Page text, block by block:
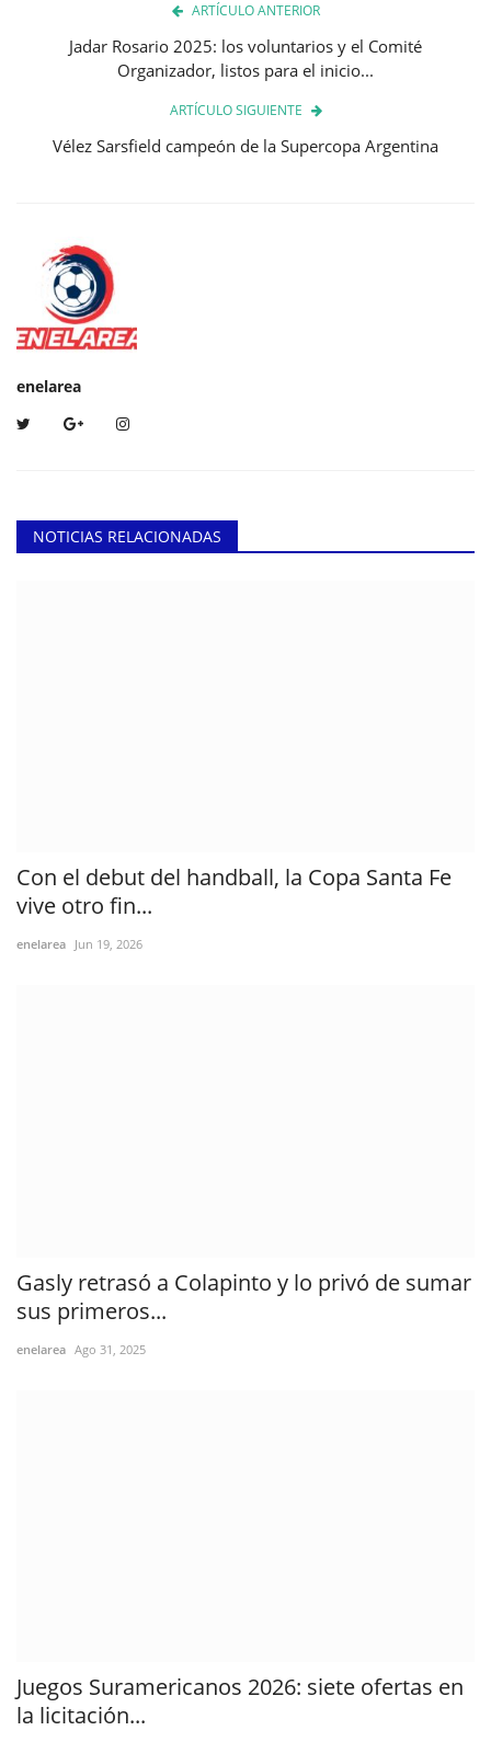
ARTÍCULO ANTERIOR
Jadar Rosario 2025: los voluntarios y el Comité
Organizador, listos para el inicio...
ARTÍCULO SIGUIENTE
Vélez Sarsfield campeón de la Supercopa Argentina
enelarea
NOTICIAS RELACIONADAS
Con el debut del handball, la Copa Santa Fe
vive otro fin...
enelarea Jun 19, 2026
Gasly retrasó a Colapinto y lo privó de sumar
sus primeros...
enelarea Ago 31, 2025
Juegos Suramericanos 2026: siete ofertas en
la licitación...